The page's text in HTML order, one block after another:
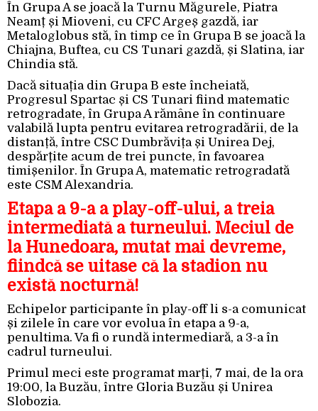
În Grupa A se joacă la Turnu Măgurele, Piatra
Neamț și Mioveni, cu CFC Argeș gazdă, iar
Metaloglobus stă, în timp ce în Grupa B se joacă la
Chiajna, Buftea, cu CS Tunari gazdă, și Slatina, iar
Chindia stă.
Dacă situația din Grupa B este încheiată,
Progresul Spartac și CS Tunari fiind matematic
retrogradate, în Grupa A rămâne în continuare
valabilă lupta pentru evitarea retrogradării, de la
distanță, între CSC Dumbrăvița și Unirea Dej,
despărțite acum de trei puncte, în favoarea
timișenilor. În Grupa A, matematic retrogradată
este CSM Alexandria.
Etapa a 9-a a play-off-ului, a treia
intermediată a turneului. Meciul de
la Hunedoara, mutat mai devreme,
fiindcă se uitase că la stadion nu
există nocturnă!
Echipelor participante în play-off li s-a comunicat
și zilele în care vor evolua în etapa a 9-a,
penultima. Va fi o rundă intermediară, a 3-a în
cadrul turneului.
Primul meci este programat marți, 7 mai, de la ora
19:00, la Buzău, între Gloria Buzău și Unirea
Slobozia.